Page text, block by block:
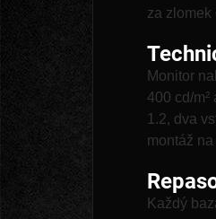
za zlomek
Monitor
400 cd/
1.2, dva
montáž
Každý